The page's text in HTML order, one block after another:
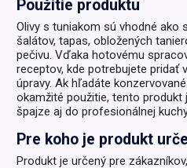
Použitie produktu
Olivy s tuniakom sú vhodné ako
šalátov, tapas, obložených
pečivu. Vďaka hotovému
receptov, kde potrebujete pridať
úpravy. Ak hľadáte
okamžité použitie, tento produkt
špajze aj do profesionálnej
Pre koho je produkt
Produkt je určený pre